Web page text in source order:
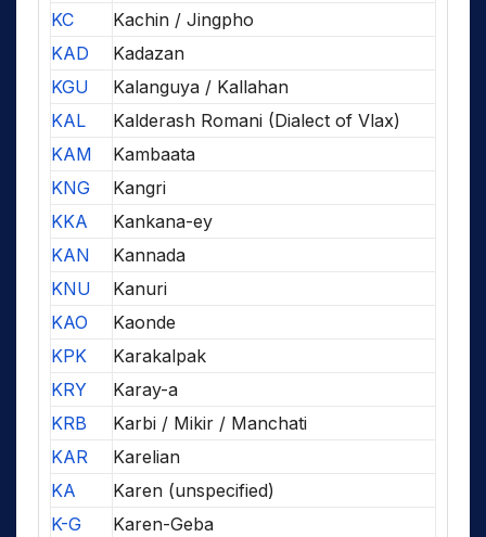
KC
Kachin / Jingpho
KAD
Kadazan
KGU
Kalanguya / Kallahan
KAL
Kalderash Romani (Dialect of Vlax)
KAM
Kambaata
KNG
Kangri
KKA
Kankana-ey
KAN
Kannada
KNU
Kanuri
KAO
Kaonde
KPK
Karakalpak
KRY
Karay-a
KRB
Karbi / Mikir / Manchati
KAR
Karelian
KA
Karen (unspecified)
K-G
Karen-Geba